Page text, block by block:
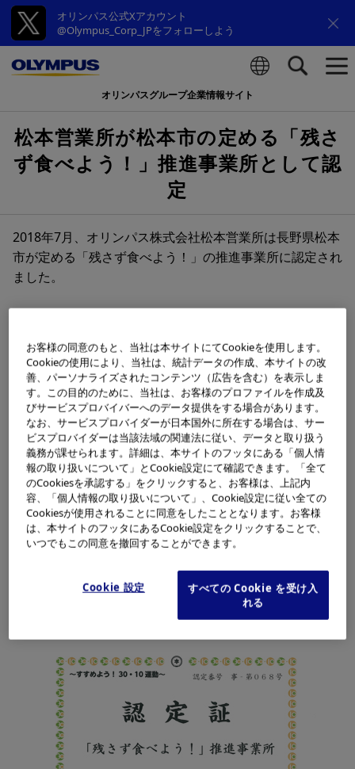
オリンパス公式Xアカウント
@Olympus_Corp_JPをフォローしよう
オリンパスグループ企業情報サイト
松本営業所が松本市の定める「残さ
ず食べよう！」推進事業所として認
定
2018年7月、オリンパス株式会社松本営業所は長野県松本
市が定める「残さず食べよう！」の推進事業所に認定され
ました。
が展開されています。オリンパスの松本営業所では活動趣
旨に賛同し、営業所内での周知活動や、宴席での3010運
動の実施、さらに他地域の事業場への活動紹介・取り組み
の水平展開をしたことが評価され、松本市から推進事業所
としての認定を受けました。
※3010運動：環境省などによる、会食や宴会時での食べ
残しによる食品ロスを削減するため、乾杯後30分間は席
を立たずに
料理を楽しむ、お開き前の10分間は自分の席に戻って再
度料理を楽しむ、料理は頼み過ぎない、といった取り組み
お客様の同意のもと、当社は本サイトにてCookieを使用します。
Cookieの使用により、当社は、統計データの作成、本サイトの改
善、パーソナライズされたコンテンツ（広告を含む）を表示しま
す。この目的のために、当社は、お客様のプロファイルを作成及
びサービスプロバイバーへのデータ提供をする場合があります。
なお、サービスプロバイダーが日本国外に所在する場合は、サー
ビスプロバイダーは当該法域の関連法に従い、データと取り扱う
義務が課せられます。詳細は、本サイトのフッタにある「個人情
報の取り扱いについて」とCookie設定にて確認できます。「全て
のCookiesを承認する」をクリックすると、お客様は、上記内
容、「個人情報の取り扱いについて」、Cookie設定に従い全ての
Cookiesが使用されることに同意をしたこととなります。お客様
は、本サイトのフッタにあるCookie設定をクリックすることで、
いつでもこの同意を撤回することができます。
Cookie 設定
すべての Cookie を受け入
れる